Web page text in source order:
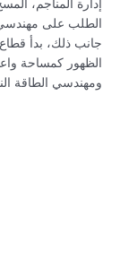
إدارة المناجم،
الطلب على مهندسي
جانب ذلك، بدأ
الظهور كمساحة
ومهندسي الطاقة